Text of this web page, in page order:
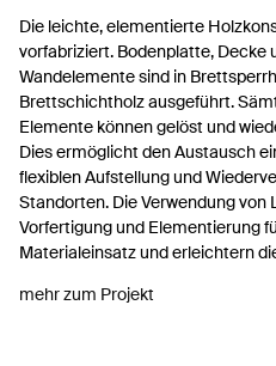
Die leichte, elementierte
vorfabriziert. Bodenplatte, Decke
Wandelemente sind in
Brettschichtholz ausgeführt.
Elemente können gelöst und
Dies ermöglicht den Austausch
flexiblen Aufstellung und
Standorten. Die Verwendung
Vorfertigung und Elementierung
Materialeinsatz und erleichtern
mehr zum Projekt